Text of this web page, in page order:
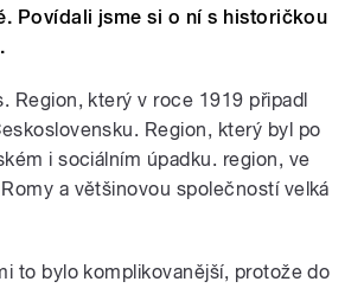
Povídali jsme si o ní s historičkou
Region, který v roce 1919 připadl
Region, který byl po
i sociálním úpadku. region, ve
a většinovou společností velká
to bylo komplikovanější, protože do